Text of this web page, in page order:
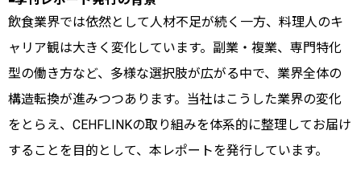
飲食業界では依然として人材不足が続く一方、料理人のキ
ャリア観は大きく変化しています。副業・複業、専門特化
型の働き方など、多様な選択肢が広がる中で、業界全体の
構造転換が進みつつあります。当社はこうした業界の変化
をとらえ、CEHFLINKの取り組みを体系的に整理してお届け
することを目的として、本レポートを発行しています。